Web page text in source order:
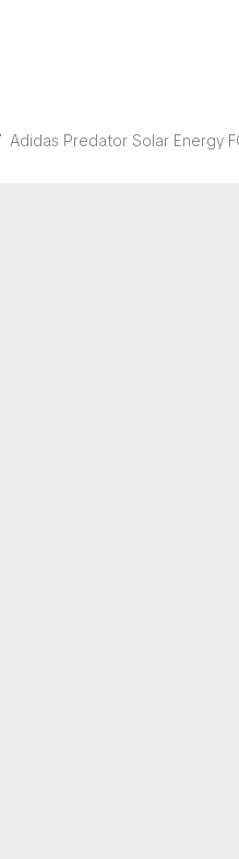
Adidas Predator Solar Energy